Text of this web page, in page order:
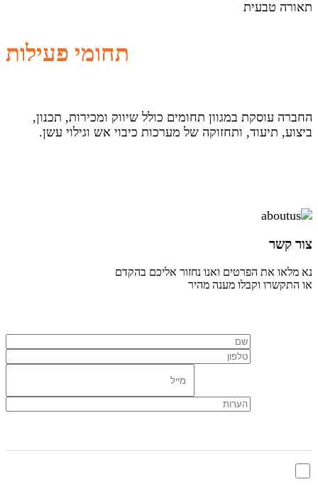
תאורה טבעית
תחומי פעילות
החברה עוסקת במגוון תחומים כולל שיווק ומכירות, תכנון,
ביצוע, תיעוד, ותחזוקה של מערכות כיבוי אש וגילוי עשן.
צור קשר
נא מלאו את הפרטים ואנו נחזור אליכם בהקדם
או התקשרו וקבלו מענה מהיר